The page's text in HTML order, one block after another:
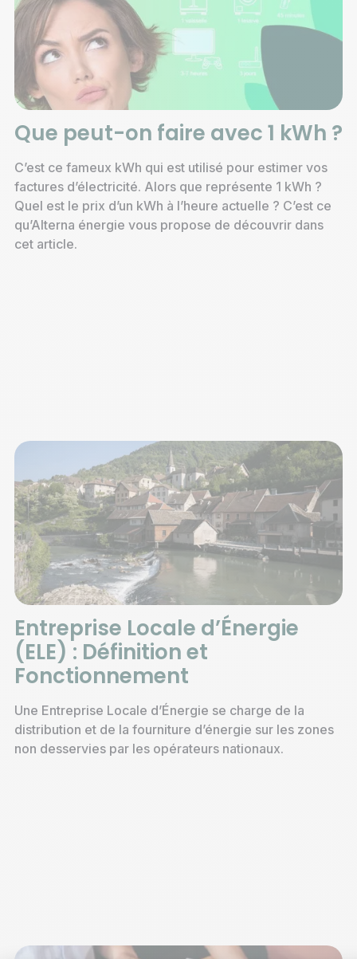
Que peut-on faire avec 1 kWh ?
C’est ce fameux kWh qui est utilisé pour estimer vos
factures d’électricité. Alors que représente 1 kWh ?
Quel est le prix d’un kWh à l’heure actuelle ? C’est ce
qu’Alterna énergie vous propose de découvrir dans
cet article.
Entreprise Locale d’Énergie
(ELE) : Définition et
Fonctionnement
Une Entreprise Locale d’Énergie se charge de la
distribution et de la fourniture d’énergie sur les zones
non desservies par les opérateurs nationaux.